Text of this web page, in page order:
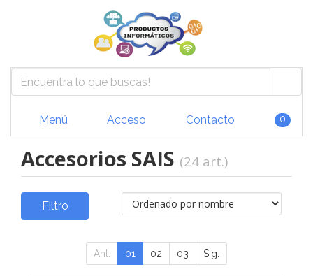
Menú Acceso Contacto 0
Accesorios SAIS (24 art.)
Filtro
Ant. 01 02 03 Sig.